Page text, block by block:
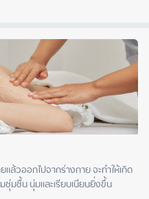
ล้วออกไปจากร่างกาย จะทำให้เกิด
มชื้น นุ่มและเรียบเนียนยิ่งขึ้น